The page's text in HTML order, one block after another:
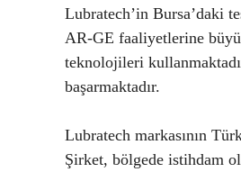
Lubratech’in Bursa’daki
AR-GE faaliyetlerine
teknolojileri
başarmaktadır.
Lubratech markasının
Şirket, bölgede istihdam